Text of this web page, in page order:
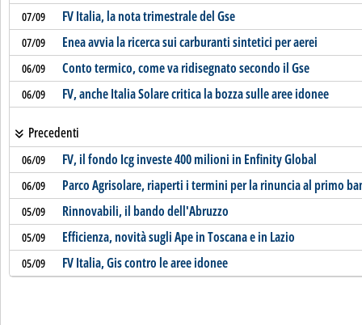
07/09 FV Italia, la nota trimestrale del Gse
07/09 Enea avvia la ricerca sui carburanti sintetici per aerei
06/09 Conto termico, come va ridisegnato secondo il Gse
06/09 FV, anche Italia Solare critica la bozza sulle aree idonee
Precedenti
06/09 FV, il fondo Icg investe 400 milioni in Enfinity Global
06/09 Parco Agrisolare, riaperti i termini per la rinuncia al primo
05/09 Rinnovabili, il bando dell'Abruzzo
05/09 Efficienza, novità sugli Ape in Toscana e in Lazio
05/09 FV Italia, Gis contro le aree idonee